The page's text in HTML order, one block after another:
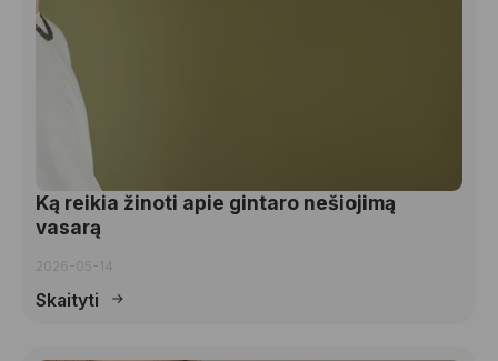
Ką reikia žinoti apie gintaro nešiojimą
vasarą
2026-05-14
Skaityti